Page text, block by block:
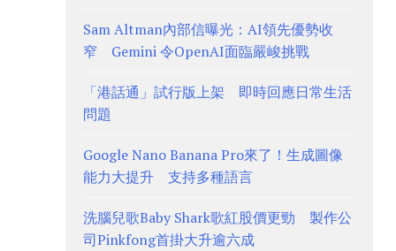
Sam Altman內部信曝光：AI領先優勢收
窄 Gemini 令OpenAI面臨嚴峻挑戰
「港話通」試行版上架 即時回應日常生活
問題
Google Nano Banana Pro來了！生成圖像
能力大提升 支持多種語言
洗腦兒歌Baby Shark歌紅股價更勁 製作公
司Pinkfong首掛大升逾六成